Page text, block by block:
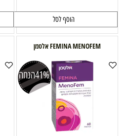
הוסף לסל
FEMINA MENOFEM אלטמן
41%הנחה